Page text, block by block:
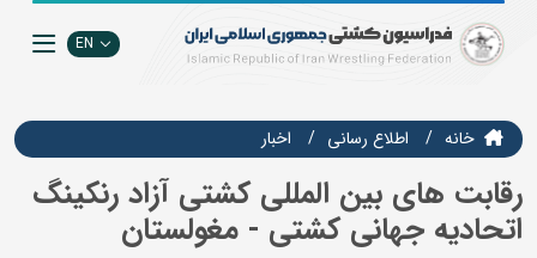
EN
خانه اطلاع رسانی اخبار
رقابت های بین المللی کشتی آزاد رنکینگ
اتحادیه جهانی کشتی - مغولستان